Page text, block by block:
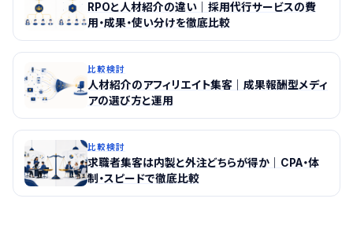
RPOと人材紹介の違い｜採用代行サービスの費
用・成果・使い分けを徹底比較
比較検討
人材紹介のアフィリエイト集客｜成果報酬型メディ
アの選び方と運用
比較検討
求職者集客は内製と外注どちらが得か｜CPA・体
制・スピードで徹底比較